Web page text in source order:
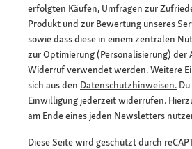
erfolgten Käufen, Umfragen zur
Produkt und zur Bewertung unseres
sowie dass diese in einem zentralen
zur Optimierung (Personalisierung) der
Widerruf verwendet werden. Weitere
sich aus den Datenschutzhinweisen.
Einwilligung jederzeit widerrufen.
am Ende eines jeden Newsletters
Diese Seite wird geschützt durch